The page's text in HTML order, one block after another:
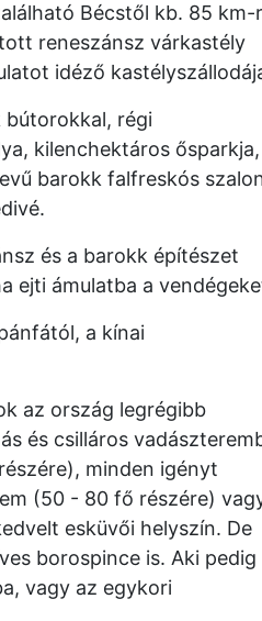
Bécstől kb. 85 km-
reneszánsz várkastély
idéző
bútorokkal, régi
kilenchektáros ősparkja,
barokk falfreskós
és a barokk építészet
ejti ámulatba a
a kínai
az ország legrégibb
és csilláros
minden igényt
(50 - 80 fő részére)
esküvői helyszín. De
borospince is. Aki pedig
vagy az egykori